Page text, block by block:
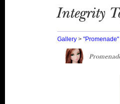
Integrity Toys Japan
Gallery > "Promenade"